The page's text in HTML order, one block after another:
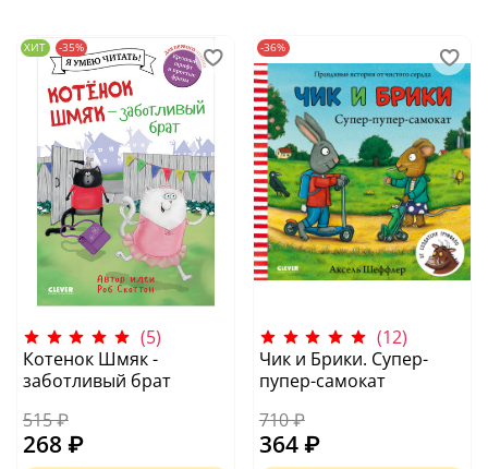
ХИТ -35%
(5)
Котенок Шмяк -
заботливый брат
515 ₽
268 ₽
-36%
(12)
Чик и Брики. Супер-
пупер-самокат
710 ₽
364 ₽